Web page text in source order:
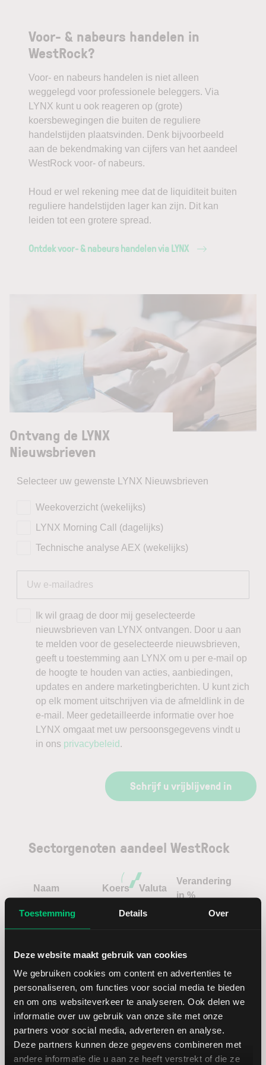
Toestemming Details Over
Deze website maakt gebruik van cookies
We gebruiken cookies om content en advertenties te
personaliseren, om functies voor social media te bieden
en om ons websiteverkeer te analyseren. Ook delen we
informatie over uw gebruik van onze site met onze
partners voor social media, adverteren en analyse.
Deze partners kunnen deze gegevens combineren met
andere informatie die u aan ze heeft verstrekt of die ze
Voor- & nabeurs handelen in
WestRock?
Voor- en nabeurs handelen is niet alleen
weggelegd voor professionele beleggers. Via
LYNX kunt u ook reageren op (grote)
koersbewegingen die buiten de reguliere
handelstijden plaatsvinden. Denk bijvoorbeeld
aan de bekendmaking van cijfers van het aandeel
WestRock voor- of nabeurs.
Houd er wel rekening mee dat de liquiditeit buiten
reguliere handelstijden lager kan zijn. Dit kan
leiden tot een grotere spread.
Ontdek voor- & nabeurs handelen via LYNX
Ontvang de LYNX
Nieuwsbrieven
Selecteer uw gewenste LYNX Nieuwsbrieven
Weekoverzicht (wekelijks)
LYNX Morning Call (dagelijks)
Technische analyse AEX (wekelijks)
Ik wil graag de door mij geselecteerde
nieuwsbrieven van LYNX ontvangen. Door u aan
te melden voor de geselecteerde nieuwsbrieven,
geeft u toestemming aan LYNX om u per e-mail op
de hoogte te houden van acties, aanbiedingen,
updates en andere marketingberichten. U kunt zich
op elk moment uitschrijven via de afmeldlink in de
e-mail. Meer gedetailleerde informatie over hoe
LYNX omgaat met uw persoonsgegevens vindt u
in ons privacybeleid .
Schrijf u vrijblijvend in
Sectorgenoten aandeel WestRock
Naam Koers Valuta
Verandering
in %
Ball
Packaging
Corporation
of America
USD